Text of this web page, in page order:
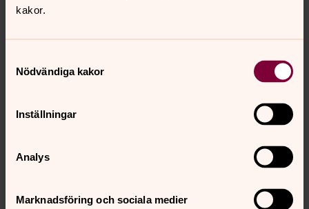
kakor.
Nödvändiga kakor
Inställningar
Analys
Marknadsföring och sociala medier
Titta och lyssna på ett samtal med utgångspunkt i detta
nummer av Tidens tecken från Forskartorget på
För att se innehållet behöver du acceptera kakor